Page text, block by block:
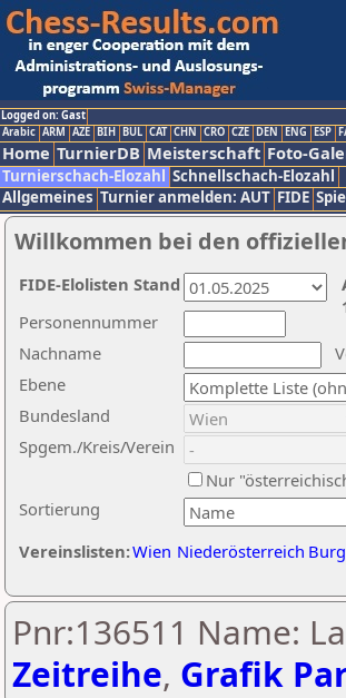
Logged on: Gast
Arabic ARM AZE BIH BUL CAT CHN CRO CZE DEN ENG ESP
Home TurnierDB Meisterschaft Foto-
Turnierschach-Elozahl Schnellschach-Elozahl
Allgemeines Turnier anmelden: AUT FIDE
Willkommen bei den
Nachname
Ebene
Sortierung
Personennummer
Bundesland
Spgem./Kreis/Verein
Nur
Vereinslisten:Wien Niederösterreich
FIDE-Elolisten Stand
Pnr:136511 Name:
Zeitreihe, Grafik